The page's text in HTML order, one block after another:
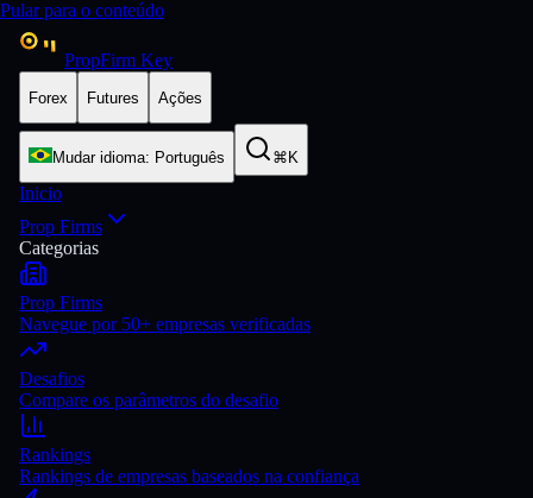
Pular para o conteúdo
PropFirm Key
Forex Futures Ações
Mudar idioma: Português ⌘K
Inicio
Prop Firms
Categorias
Prop Firms
Navegue por 50+ empresas verificadas
Desafios
Compare os parâmetros do desafio
Rankings
Rankings de empresas baseados na confiança